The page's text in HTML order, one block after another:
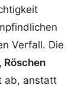
Verfall. Die
Röschen
ab, anstatt